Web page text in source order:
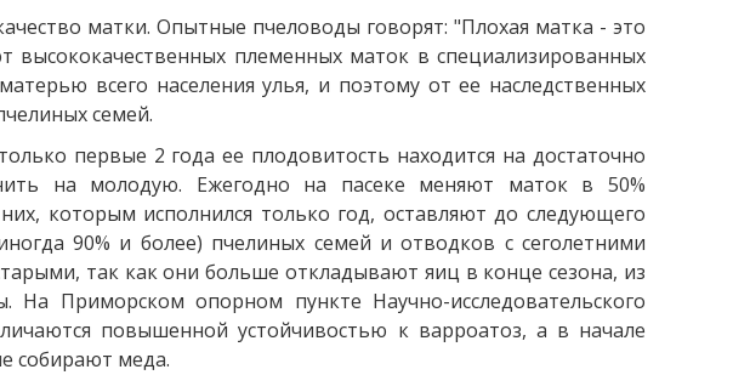
матки. Опытные пчеловоды говорят: "Плохая матка - это
племенных маток в специализированных
всего населения улья, и поэтому от ее наследственных
семей.
первые 2 года ее плодовитость находится на достаточно
на молодую. Ежегодно на пасеке меняют маток в 50%
которым исполнился только год, оставляют до следующего
90% и более) пчелиных семей и отводков с сеголетними
так как они больше откладывают яиц в конце сезона, из
Приморском опорном пункте Научно-исследовательского
повышенной устойчивостью к варроатоз, а в начале
собирают меда.